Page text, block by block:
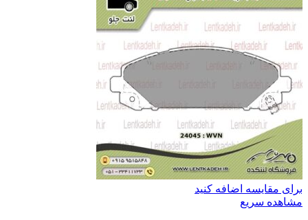
برای مقایسه اضافه کنید
مشاهده سریع